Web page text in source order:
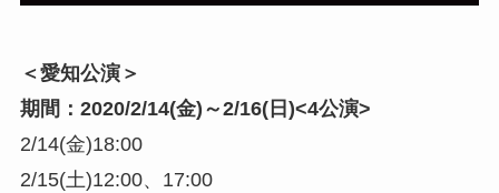
＜愛知公演＞
期間：2020/2/14(金)～2/16(日)<4公演>
2/14(金)18:00
2/15(土)12:00、17:00